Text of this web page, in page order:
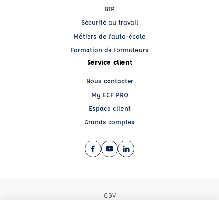
BTP
Sécurité au travail
Métiers de l'auto-école
Formation de formateurs
Service client
Nous contacter
My ECF PRO
Espace client
Grands comptes
Facebook (nouvelle fenêtre)
YouTube (nouvelle fenêtre)
LinkedIn (nouvelle fenêtre)
CGV